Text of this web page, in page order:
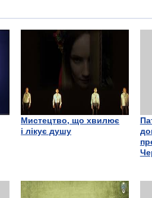
Мистецтво, що хвилює
і лікує душу